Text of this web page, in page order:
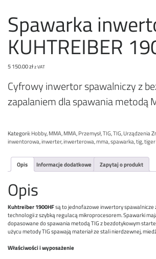
Spawarka
KUHTREIBER
5 150.00złz VAT
Cyfrowy inwertor spawalniczy z
zapalaniem dla spawania metodą
Kategorii:Hobby,MMA,MMA,Przemysł,TIG,TIG,Urządzenia
inwentorowa,inwerter,inwerterowa,mma,spawarka,tig,tiger
Opis Informacje dodatkowe Zapytaj o produkt
Opis
Kuhtreiber 1900HFsą to jednofazowe inwertory spawalnicze
technologii z szybką regulacą mikroprocesorem. Spawarki mają
dopasowane do spawania metodą TIG z bezdotykowym
użycu metody TIG spawają materiał ze stali nierdzewnej,
Właściwości i wyposażenie